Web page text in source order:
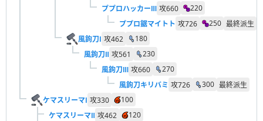
ププロハッカーⅢ 攻660
220
ププロ鋸マイトト 攻726 250 最終派生
風鉤刀Ⅰ 攻462
180
風鉤刀Ⅱ 攻561
230
風鉤刀Ⅲ 攻660
270
風鉤刀キリバミ 攻726 300 最終派生
ケマスリーマⅠ 攻330
100
ケマスリーマⅡ 攻462
120